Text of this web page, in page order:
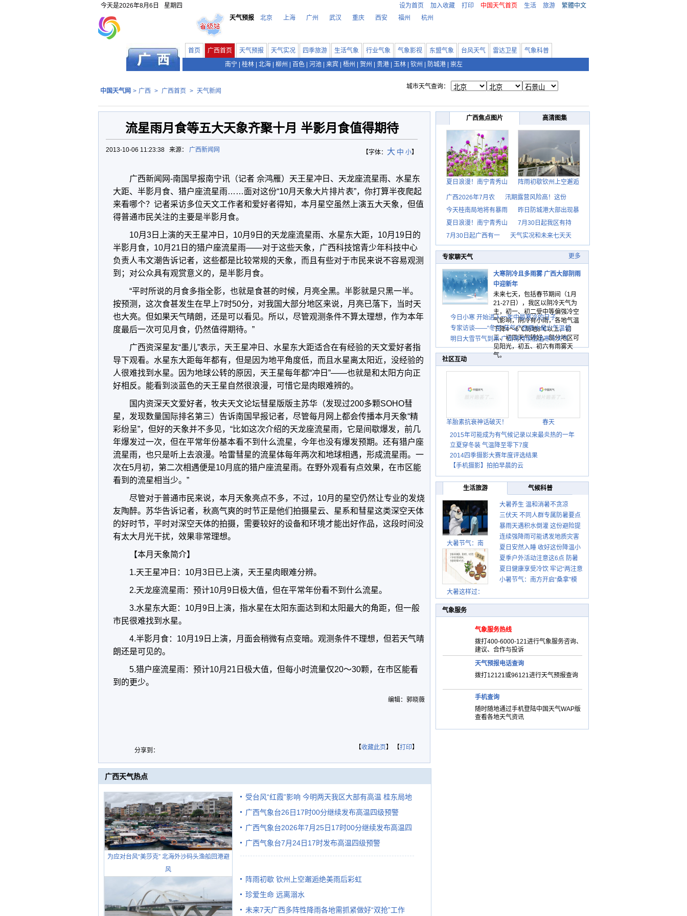
今天是2026年8月6日 星期四 设为首页 加入收藏 打印 中国天气首页 生活 旅游
繁體中文
天气预报
北京 上海 广州 武汉 重庆 西安 福州 杭州
首页 广西首页 天气预报 天气实况 四季旅游 生活气象 行业气象 气象影视 东盟气象 台风天气 雷达卫星
气象科普
南宁
桂林 北海 柳州 百色 河池 来宾 梧州 贺州 贵港 玉林 钦州 防城港 崇左
中国天气网 > 广西 > 广西首页 > 天气新闻
城市天气查询：
流星雨月食等五大天象齐聚十月 半影月食值得期待
【字体： 大 中 小】
2013-10-06 11:23:38 来源： 广西新闻网
广西新闻网-南国早报南宁讯（记者 佘鸿雁）天王星冲日、天龙座流星雨、水星东
大距、半影月食、猎户座流星雨……面对这份“10月天象大片排片表”，你打算半夜爬起
来看哪个？记者采访多位天文工作者和爱好者得知，本月星空虽然上演五大天象，但值
得普通市民关注的主要是半影月食。
10月3日上演的天王星冲日，10月9日的天龙座流星雨、水星东大距，10月19日的
半影月食，10月21日的猎户座流星雨——对于这些天象，广西科技馆青少年科技中心
负责人韦文潮告诉记者，这些都是比较常规的天象，而且有些对于市民来说不容易观测
到；对公众具有观赏意义的，是半影月食。
“平时所说的月食多指全影，也就是食甚的时候，月亮全黑。半影就是只黑一半。
按预测，这次食甚发生在早上7时50分，对我国大部分地区来说，月亮已落下，当时天
也大亮。但如果天气晴朗，还是可以看见。所以，尽管观测条件不算太理想，作为本年
度最后一次可见月食，仍然值得期待。”
广西资深星友“墨儿”表示，天王星冲日、水星东大距适合在有经验的天文爱好者指
导下观看。水星东大距每年都有，但是因为地平角度低，而且水星离太阳近，没经验的
人很难找到水星。因为地球公转的原因，天王星每年都“冲日”——也就是和太阳方向正
好相反。能看到淡蓝色的天王星自然很浪漫，可惜它是肉眼难辨的。
国内资深天文爱好者，牧夫天文论坛彗星版版主苏华（发现过200多颗SOHO彗
星，发现数量国际排名第三）告诉南国早报记者，尽管每月网上都会传播本月天象“精
彩纷呈”，但好的天象并不多见，“比如这次介绍的天龙座流星雨，它是间歇爆发，前几
年爆发过一次，但在平常年份基本看不到什么流星，今年也没有爆发预期。还有猎户座
流星雨，也只是听上去浪漫。哈雷彗星的流星体每年两次和地球相遇，形成流星雨。一
次在5月初，第二次相遇便是10月底的猎户座流星雨。在野外观看有点效果，在市区能
看到的流星相当少。”
尽管对于普通市民来说，本月天象亮点不多，不过，10月的星空仍然让专业的发烧
友陶醉。苏华告诉记者，秋高气爽的时节正是他们拍摄星云、星系和彗星这类深空天体
的好时节，平时对深空天体的拍摄，需要较好的设备和环境才能出好作品，这段时间没
有太大月光干扰，效果非常理想。
【本月天象简介】
1.天王星冲日：10月3日已上演，天王星肉眼难分辨。
2.天龙座流星雨：预计10月9日极大值，但在平常年份看不到什么流星。
3.水星东大距：10月9日上演，指水星在太阳东面达到和太阳最大的角距，但一般
市民很难找到水星。
4.半影月食：10月19日上演，月面会稍微有点变暗。观测条件不理想，但若天气晴
朗还是可见的。
5.猎户座流星雨：预计10月21日极大值，但每小时流量仅20～30颗，在市区能看
到的更少。
编辑：郭晓薇
分享到： 【收藏此页】 【打印】
广西天气热点
为应对台风“美莎克” 北海外沙码头渔船回港避
风
受台风“红霞”影响 今明两天我区大部有高温 桂东局地
有较强降雨
广西气象台26日17时00分继续发布高温四级预警
广西气象台2026年7月25日17时00分继续发布高温四
级预警
广西气象台7月24日17时发布高温四级预警
阵雨初歇 钦州上空邂逅绝美雨后彩虹
珍爱生命 远离溺水
未来7天广西多阵性降雨各地需抓紧做好“双抢”工作
广西焦点图片 高清图集
夏日浪漫！南宁青秀山 阵雨初歇钦州上空邂逅
广西2026年7月农
汛期露营风险高！这份
今天桂南局地将有暴雨
昨日防城港大部出现暴
夏日浪漫！南宁青秀山
7月30日起我区有持
7月30日起广西有一
天气实况和未来七天天
专家聊天气 更多
大寒阴冷且多雨雾 广西大部阴雨
中迎新年
未来七天，包括春节期间（1月
21-27日），我区以阴冷天气为
主，初一、初二受中等偏强冷空
气影响，阴冷有小雨，各地气温
下降4～6℃局地8℃以上，初
三、初四天气转好，部分地区可
见阳光，初五、初六有雨雾天
气。
今日小寒 开始进入一年中最寒冷的日子
专家访谈——“冬至”节气广西雨水偏少气温低
明日大雪节气到来 广西将持续低温寒冷天气
社区互动
羊胎素抗衰神话破灭！
春天
2015年可能成为有气候记录以来最炎热的一年
立夏穿冬装 气温降至零下7度
2014四季摄影大赛年度评选结果
【手机摄影】拍拍早晨的云
生活旅游 气候科普
大暑节气：南
大暑这样过：
大暑养生 温和消暑不贪凉
三伏天 不同人群专属防暑要点
请收好
暴雨天遇积水倒灌 这份避险提
示请收好
连续强降雨可能诱发地质灾害
这些前兆要知道
夏日安然入睡 收好这份降温小
贴士
夏季户外活动注意这6点 防暑
健身两不误
夏日健康享受冷饮 牢记“两注意
一控制”
小暑节气：南方开启“桑拿”模
气象服务
气象服务热线
拨打400-6000-121进行气象服务咨询、
建议、合作与投诉
天气预报电话查询
拨打12121或96121进行天气预报查询
手机查询
随时随地通过手机登陆中国天气WAP版
查看各地天气资讯